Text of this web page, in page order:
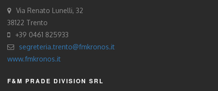
Via Renato Lunelli, 32
38122 Trento
+39 0461 825933
segreteria.trento@fmkronos.it
www.fmkronos.it
F&M PRADE DIVISION SRL